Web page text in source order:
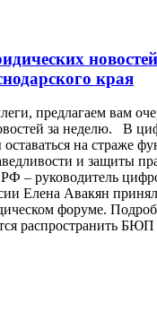
края
предлагаем вам
за неделю. В
на страже
и защиты
– руководитель
Елена Авакян
форуме.
распространить